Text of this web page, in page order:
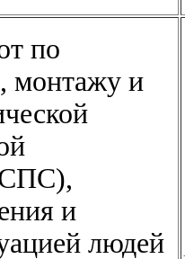
по
монтажу и
и
людей